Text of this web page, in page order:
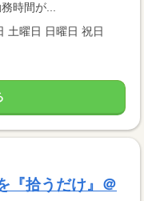
時間が...
土曜日 日曜日 祝日
『拾うだけ』＠